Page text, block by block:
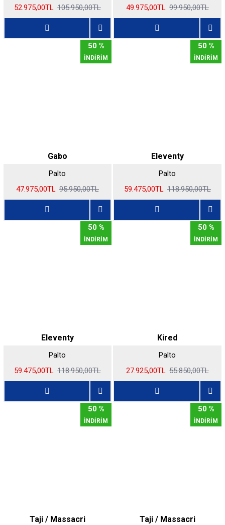
52.975,00TL 105.950,00TL
49.975,00TL 99.950,00TL
İNDİRİM
50 %
Gabo
Palto
47.975,00TL 95.950,00TL
İNDİRİM
50 %
Eleventy
Palto
59.475,00TL 118.950,00TL
İNDİRİM
50 %
Eleventy
Palto
59.475,00TL 118.950,00TL
İNDİRİM
50 %
Kired
Palto
27.925,00TL 55.850,00TL
İNDİRİM
50 %
Taji / Massacri
İNDİRİM
50 %
Taji / Massacri